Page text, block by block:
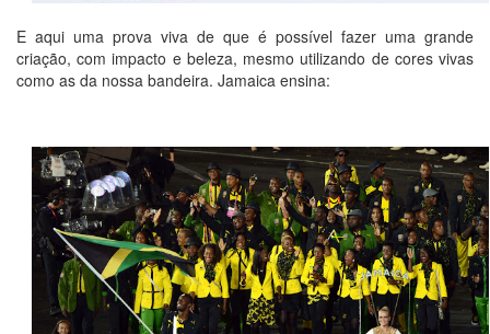
E aqui uma prova viva de que é possível fazer uma grande
criação, com impacto e beleza, mesmo utilizando de cores vivas
como as da nossa bandeira. Jamaica ensina: